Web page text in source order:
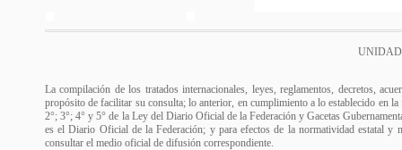
UNIDAD
La compilación de los tratados internacionales, leyes, reglamentos, decretos,
propósito de facilitar su consulta; lo anterior, en cumplimiento a lo establecido en
2°; 3°; 4° y 5° de la Ley del Diario Oficial de la Federación y Gacetas
es el Diario Oficial de la Federación; y para efectos de la normatividad estatal
consultar el medio oficial de difusión correspondiente.